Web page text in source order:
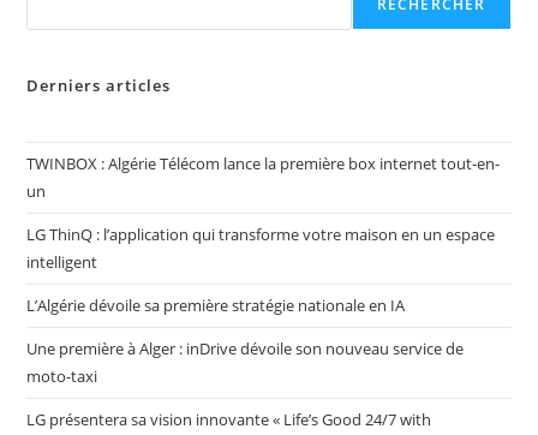
RECHERCHER
Derniers articles
TWINBOX : Algérie Télécom lance la première box internet tout-en-
un
LG ThinQ : l’application qui transforme votre maison en un espace
intelligent
L’Algérie dévoile sa première stratégie nationale en IA
Une première à Alger : inDrive dévoile son nouveau service de
moto-taxi
LG présentera sa vision innovante « Life’s Good 24/7 with